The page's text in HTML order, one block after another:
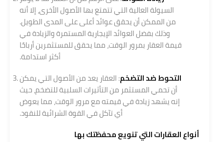
السيولة العالية التي تتمتع بها الأصول الأخرى، إلا أنه
من الممكن أن يحقق عوائد أعلى على المدى الطويل.
وذلك بفضل العوائد الإيجارية المستمرة والزيادة في
قيمة العقار بمرور الوقت، مما يحقق للمستثمرين أرباحًا
أكثر استدامة.
التحوط ضد التضخم: العقار يعد من الأصول التي يمكن
أن تحمي المستثمر من التأثيرات السلبية للتضخم، حيث
إنه يشهد زيادة في قيمته مع مرور الوقت، مما يعوض
أي تآكل في القوة الشرائية للنقود.
أنواع العقارات التي تنويع محفظتك بها